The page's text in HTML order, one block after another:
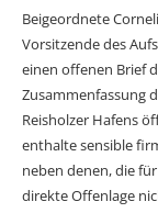
Beigeordnete
Vorsitzende des
einen offenen Brief
Zusammenfassung
Reisholzer Hafens
enthalte sensible
neben denen, die
direkte Offenlage